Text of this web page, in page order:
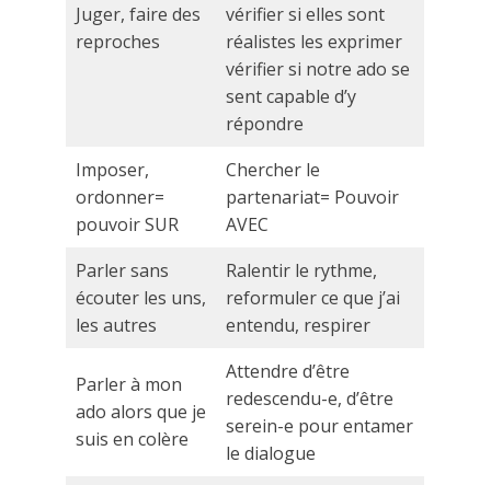
Juger, faire des
reproches
vérifier si elles sont
réalistes les exprimer
vérifier si notre ado se
sent capable d’y
répondre
Imposer,
ordonner=
pouvoir SUR
Chercher le
partenariat= Pouvoir
AVEC
Parler sans
écouter les uns,
les autres
Ralentir le rythme,
reformuler ce que j’ai
entendu, respirer
Parler à mon
ado alors que je
suis en colère
Attendre d’être
redescendu-e, d’être
serein-e pour entamer
le dialogue